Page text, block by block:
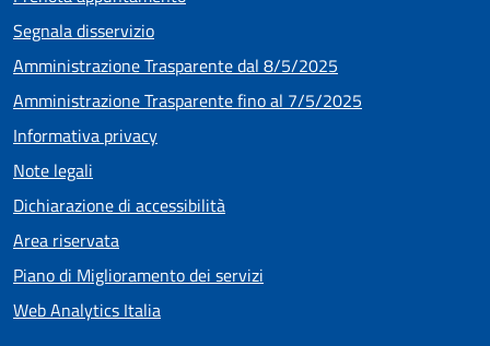
Segnala disservizio
Amministrazione Trasparente dal 8/5/2025
Amministrazione Trasparente fino al 7/5/2025
Informativa privacy
Note legali
Dichiarazione di accessibilità
Area riservata
Piano di Miglioramento dei servizi
Web Analytics Italia